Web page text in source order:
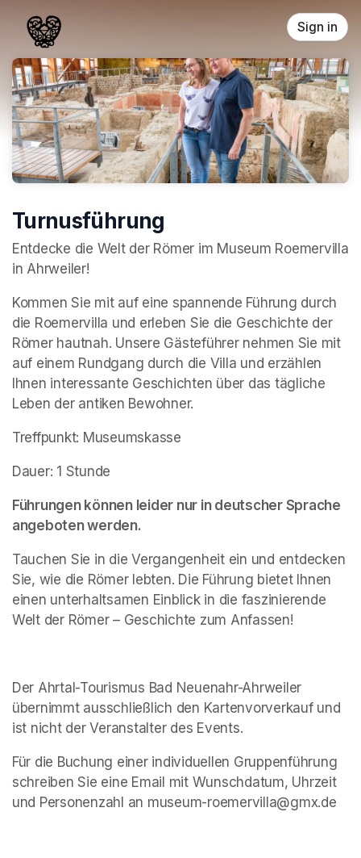
Sign in
Turnusführung
Entdecke die Welt der Römer im Museum Roemervilla
in Ahrweiler!
Kommen Sie mit auf eine spannende Führung durch
die Roemervilla und erleben Sie die Geschichte der
Römer hautnah. Unsere Gästeführer nehmen Sie mit
auf einem Rundgang durch die Villa und erzählen
Ihnen interessante Geschichten über das tägliche
Leben der antiken Bewohner.
Treffpunkt: Museumskasse
Dauer: 1 Stunde
Führungen können leider nur in deutscher Sprache
angeboten werden.
Tauchen Sie in die Vergangenheit ein und entdecken
Sie, wie die Römer lebten. Die Führung bietet Ihnen
einen unterhaltsamen Einblick in die faszinierende
Welt der Römer – Geschichte zum Anfassen!
Der Ahrtal-Tourismus Bad Neuenahr-Ahrweiler
übernimmt ausschließlich den Kartenvorverkauf und
ist nicht der Veranstalter des Events.
Für die Buchung einer individuellen Gruppenführung
schreiben Sie eine Email mit Wunschdatum, Uhrzeit
und Personenzahl an museum-roemervilla@gmx.de